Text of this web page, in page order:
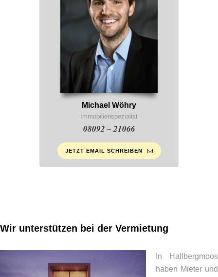
Michael Wöhry
Immobilienspezialist
08092 – 21066
JETZT EMAIL SCHREIBEN
Wir unterstützen bei der Vermietung
In Hallbergmoos
haben Mieter und